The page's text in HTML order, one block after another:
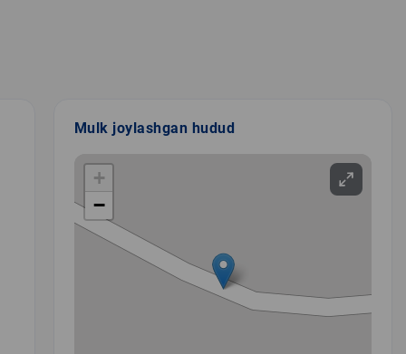
Mulk joylashgan hudud
+
−